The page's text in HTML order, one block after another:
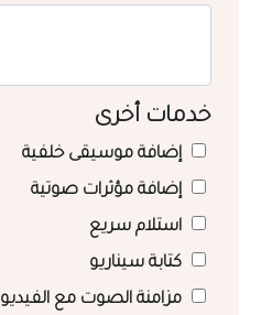
خدمات أخرى
إضافة موسيقى خلفية
إضافة مؤثرات صوتية
استلام سريع
كتابة سيناريو
مزامنة الصوت مع الفيديو